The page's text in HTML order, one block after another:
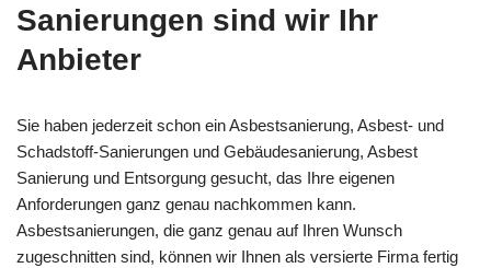
Sanierungen sind wir Ihr
Anbieter
Sie haben jederzeit schon ein Asbestsanierung, Asbest- und
Schadstoff-Sanierungen und Gebäudesanierung, Asbest
Sanierung und Entsorgung gesucht, das Ihre eigenen
Anforderungen ganz genau nachkommen kann.
Asbestsanierungen, die ganz genau auf Ihren Wunsch
zugeschnitten sind, können wir Ihnen als versierte Firma fertig